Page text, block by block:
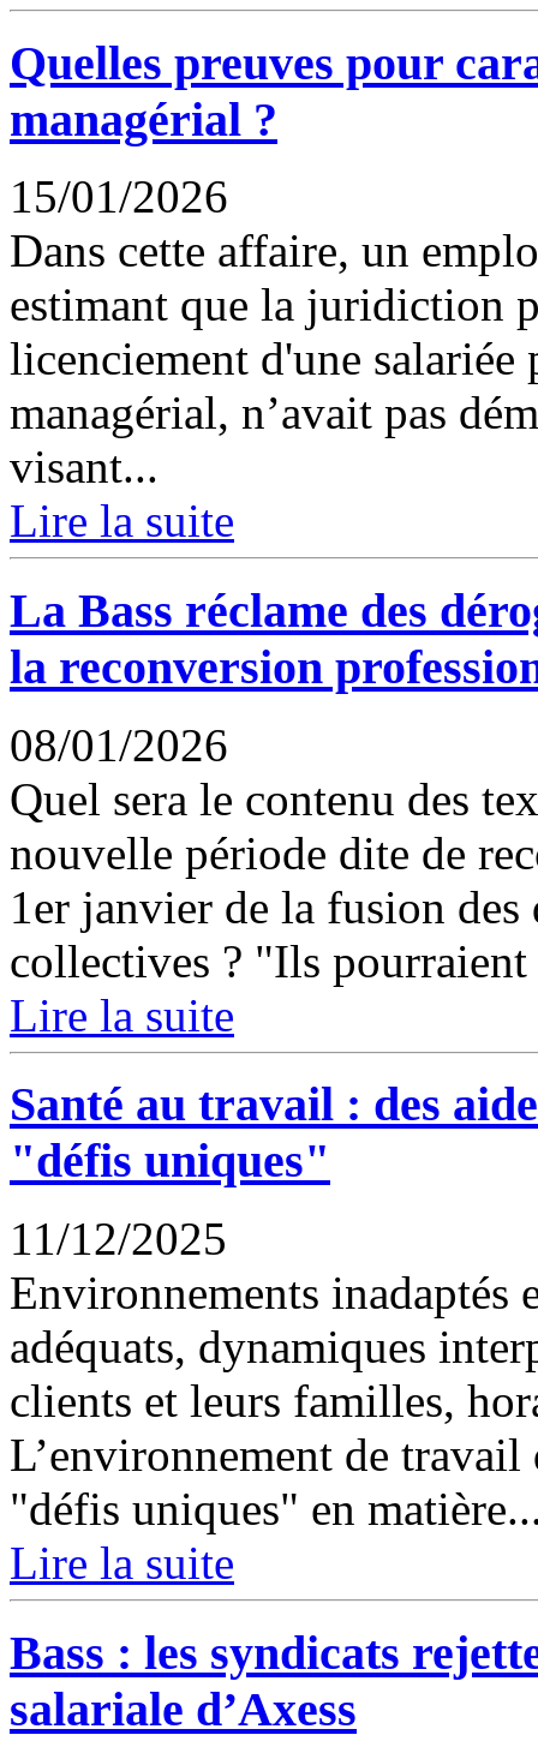
Quelles preuves pour
managérial ?
15/01/2026
Dans cette affaire, un
estimant que la juridiction
licenciement d'une
managérial, n’avait pas
visant...
Lire la suite
La Bass réclame des
la reconversion
08/01/2026
Quel sera le contenu des
nouvelle période dite de
1er janvier de la fusion
collectives ? "Ils
Lire la suite
Santé au travail : des
"défis uniques"
11/12/2025
Environnements inadaptés
adéquats, dynamiques
clients et leurs familles,
L’environnement de travail
"défis uniques" en
Lire la suite
Bass : les syndicats
salariale d’Axess